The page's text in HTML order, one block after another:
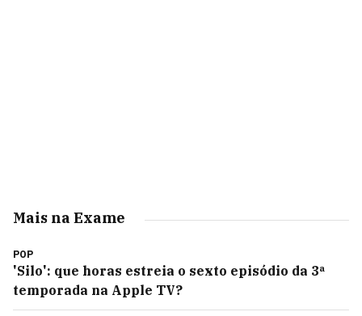
Mais na Exame
POP
'Silo': que horas estreia o sexto episódio da 3ª
temporada na Apple TV?